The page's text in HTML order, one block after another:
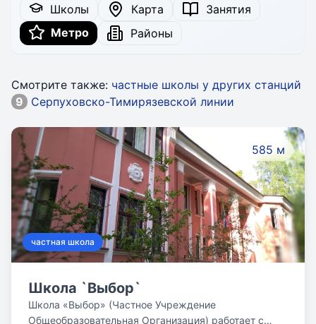
Школы Карта
Занятия
Метро
Районы
Смотрите также: частные школы у других станций
9
Серпуховско-Тимирязевской линии
585 м
частная школа
Школа `Выбор`
Школа «Выбор» (Частное Учреждение
Общеобразовательная Организация) работает с